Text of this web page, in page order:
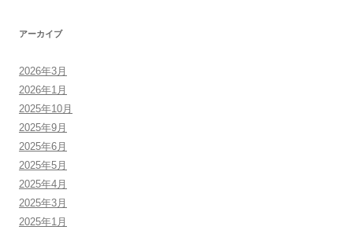
アーカイブ
2026年3月
2026年1月
2025年10月
2025年9月
2025年6月
2025年5月
2025年4月
2025年3月
2025年1月